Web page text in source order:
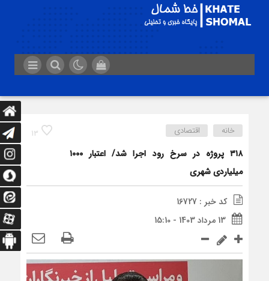
13 خانه اقتصادی
۳۱۸ پروژه در سرخ رود اجرا شد/ اعتبار ۱۰۰۰
میلیاردی شهری
کد خبر : 16727
13 مرداد 1403 - 15:10